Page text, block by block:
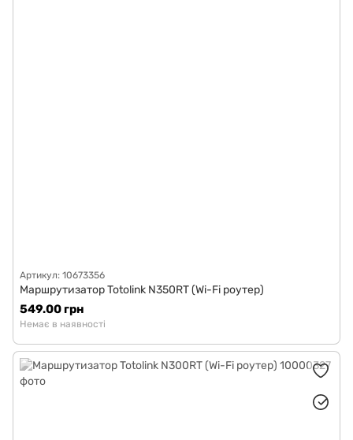
Артикул: 10673356
Маршрутизатор Totolink N350RT (Wi-Fi роутер)
549.00 грн
Немає в наявності